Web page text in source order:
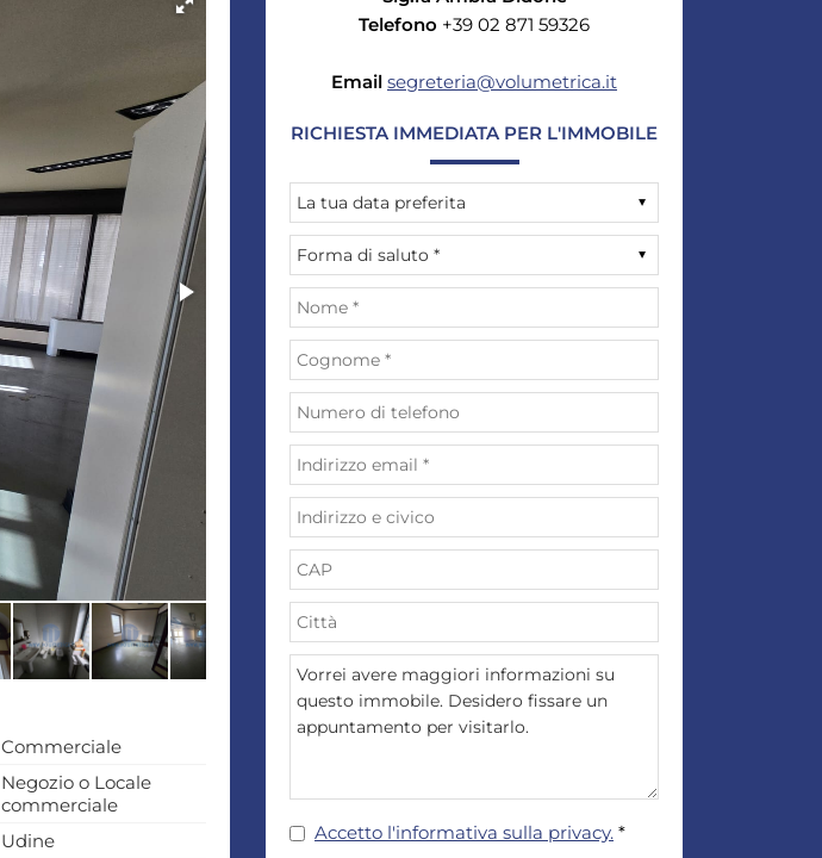
Commerciale
Negozio o Locale
commerciale
Udine
Telefono +39 02 871 59326
Email segreteria@volumetrica.it
RICHIESTA IMMEDIATA PER L'IMMOBILE
Accetto l'informativa sulla privacy. *